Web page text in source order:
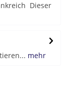
Dieser
mehr